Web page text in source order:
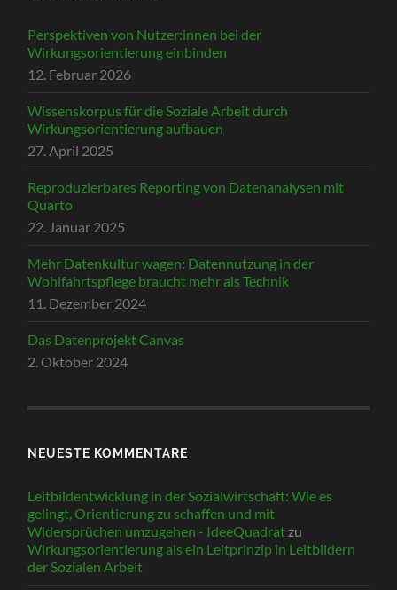
Perspektiven von Nutzer:innen bei der
Wirkungsorientierung einbinden
12. Februar 2026
Wissenskorpus für die Soziale Arbeit durch
Wirkungsorientierung aufbauen
27. April 2025
Reproduzierbares Reporting von Datenanalysen mit
Quarto
22. Januar 2025
Mehr Datenkultur wagen: Datennutzung in der
Wohlfahrtspflege braucht mehr als Technik
11. Dezember 2024
Das Datenprojekt Canvas
2. Oktober 2024
NEUESTE KOMMENTARE
Leitbildentwicklung in der Sozialwirtschaft: Wie es
gelingt, Orientierung zu schaffen und mit
Widersprüchen umzugehen - IdeeQuadrat zu
Wirkungsorientierung als ein Leitprinzip in Leitbildern
der Sozialen Arbeit